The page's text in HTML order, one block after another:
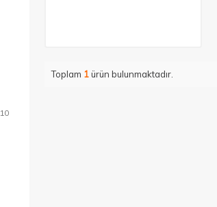
Toplam 1ürün bulunmaktadır.